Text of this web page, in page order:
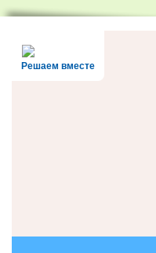
Решаем вместе